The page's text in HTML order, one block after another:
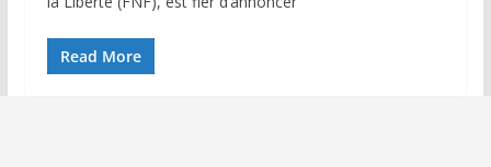
Read More